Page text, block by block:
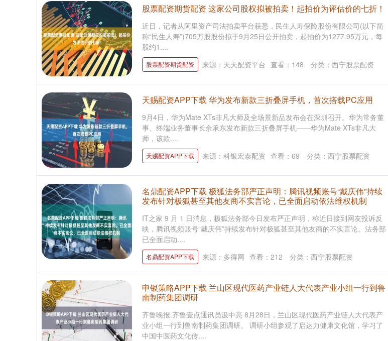
股票配资期货配资 这家公司股权拟被拍卖！起拍价为评估价的七折！
近日，记者从阿里资产司法拍卖平台获悉，民生人寿保险股份有限公司(以下简
称“民生人寿”)705万股股份拟于9月25日公开拍卖，起拍价为1277.95万元，每
股约1....
股票配资期货配资 来源：天天配资平台 查看： 148 分类： 西宁股票配资
天赐配资APP下载 华为发布新款三折叠屏手机，首次搭载PC应用
9月4日，华为Mate XTs非凡大师及全场景新品发布会在深圳召开。华为常务董
事、终端业务董事长余承东发布新款三折叠屏手机——华为Mate XTs非凡大
师，该款....
天赐配资APP下载 来源：科银宏泰配资 查看： 69 分类： 西宁股票配资
名鼎配资APP下载 极狐法务部严正声明：腾讯视频账号“戴庆伟”持续
发布针对极狐甚至其他友商不实言论，已全面启动依法维权机制
IT之家 9 月 1 日消息，极狐法务部今日发布严正声明，称近日接到网友投诉反
映，腾讯视频账号“戴庆伟”持续发布针对极狐甚至其他友商的不实言论。法务部
已全面启动....
名鼎配资APP下载 来源：多得网 查看： 212 分类： 西宁股票配资
申银策略APP下载 兰山区现代医药产业链人大代表产业小组一行到鲁
南制药集团调研
齐鲁晚报.齐鲁壹点通讯员汲中亮 8月28日，兰山区现代医药产业链人大代表产
业小组一行到鲁南制药集团调研。 调研小组参观了启达力健康文化馆，学习了
中国中医药文化传....